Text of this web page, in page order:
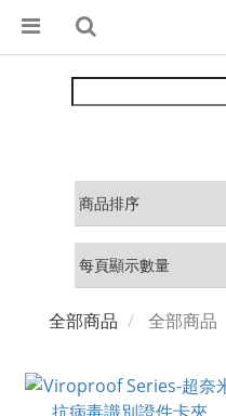
全部商品 全部商品